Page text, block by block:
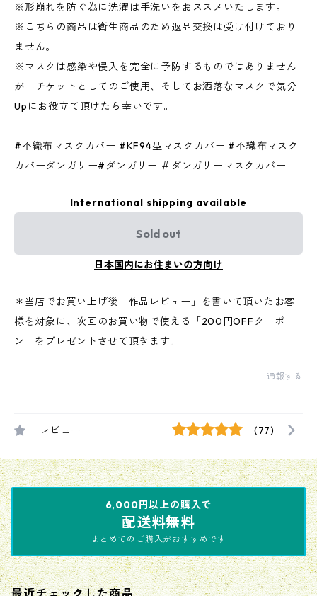
※形崩れを防ぐ為に洗濯は手洗いをおススメいたします。
※こちらの商品は衛生商品のため返品交換は受け付けており
ません。
※マスクは感染や侵入を完全に予防するものではありません
がエチケットとしてのご使用、そしてお洒落なマスクで気分
Upにお役立て頂けたら幸いです。
#不織布マスクカバー #KF94型マスクカバー #不織布マスク
カバーダンガリー#ダンガリー ＃ダンガリーマスクカバー
International shipping available
Sold out
日本国内にお住まいの方向け
＊当店でお買い上げ後「作品レビュー」を書いて頂いたお客
様を対象に、次回のお買い物で使える「200円OFFクーポ
ン」をプレゼントさせて頂きます。
通報する
レビュー (77)
6,000円以上の購入で
配送料無料
まとめてのご購入がおすすめです